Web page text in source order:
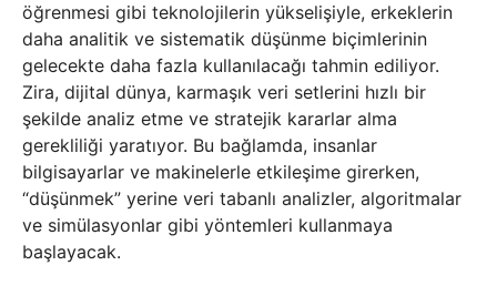
öğrenmesi gibi teknolojilerin yükselişiyle, erkeklerin
daha analitik ve sistematik düşünme biçimlerinin
gelecekte daha fazla kullanılacağı tahmin ediliyor.
Zira, dijital dünya, karmaşık veri setlerini hızlı bir
şekilde analiz etme ve stratejik kararlar alma
gerekliliği yaratıyor. Bu bağlamda, insanlar
bilgisayarlar ve makinelerle etkileşime girerken,
“düşünmek” yerine veri tabanlı analizler, algoritmalar
ve simülasyonlar gibi yöntemleri kullanmaya
başlayacak.